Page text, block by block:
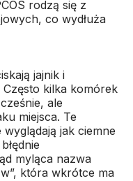
rodzą się z
co wydłuża
jajnik i
Często kilka komórek
ale
miejsca. Te
jak ciemne
myląca nazwa
która wkrótce ma